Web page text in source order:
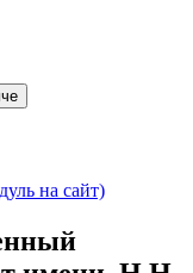
на сайт)